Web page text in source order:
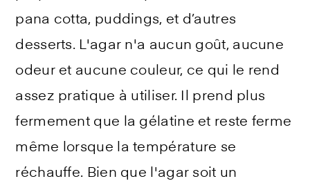
pana cotta, puddings, et d’autres
desserts. L'agar n'a aucun goût, aucune
odeur et aucune couleur, ce qui le rend
assez pratique à utiliser. Il prend plus
fermement que la gélatine et reste ferme
même lorsque la température se
réchauffe. Bien que l'agar soit un